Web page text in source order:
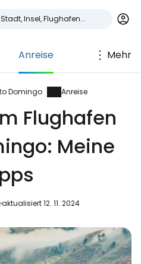
Anreise Mehr
Domingo Anreise
Flughafen
Meine
aktualisiert 12. 11. 2024
bei
Community
mit Google
Facebook
E-Mail